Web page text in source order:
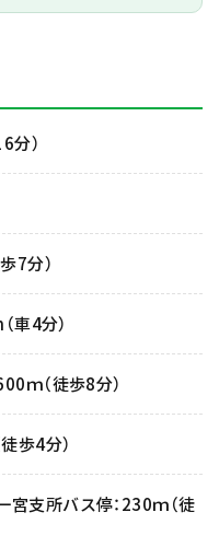
分）
7分）
車4分）
ｍ（徒歩8分）
歩4分）
支所バス停：230ｍ（徒